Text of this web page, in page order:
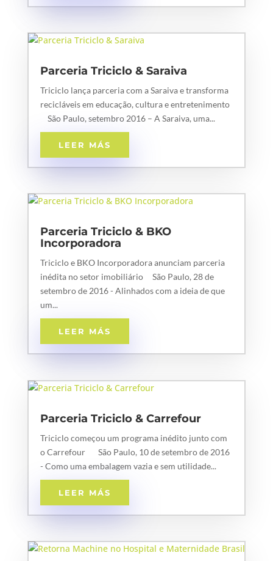
Parceria Triciclo & Saraiva
Triciclo lança parceria com a Saraiva e transforma
recicláveis em educação, cultura e entretenimento
São Paulo, setembro 2016 – A Saraiva, uma...
LEER MÁS
Parceria Triciclo & BKO
Incorporadora
Triciclo e BKO Incorporadora anunciam parceria
inédita no setor imobiliário São Paulo, 28 de
setembro de 2016 - Alinhados com a ideia de que
um...
LEER MÁS
Parceria Triciclo & Carrefour
Triciclo começou um programa inédito junto com
o Carrefour São Paulo, 10 de setembro de 2016
- Como uma embalagem vazia e sem utilidade...
LEER MÁS